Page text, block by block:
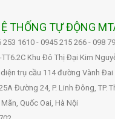
THỐNG TỰ ĐỘNG
1610 - 0945 215 266 - 098
Khu Đô Thị Đại Kim
trụ cầu 114 đường Vành Đai
Đường 24, P. Linh Đông, TP.
Quốc Oai, Hà Nội